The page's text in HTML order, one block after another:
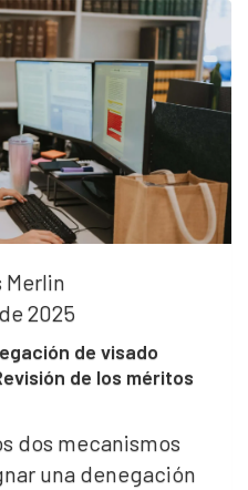
Merlin
2025
de visado
de los méritos
dos mecanismos
una denegación